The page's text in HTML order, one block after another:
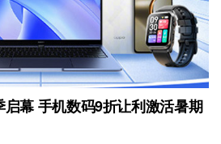
幕 手机数码9折让利激活暑期